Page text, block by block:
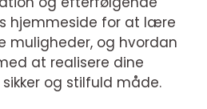
hjemmeside for at lære
muligheder, og hvordan
at realisere dine
og stilfuld måde.